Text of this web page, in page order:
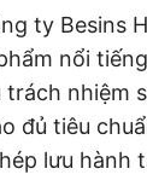
ty Besins
nổi
trách nhiệm
đủ tiêu
lưu hành